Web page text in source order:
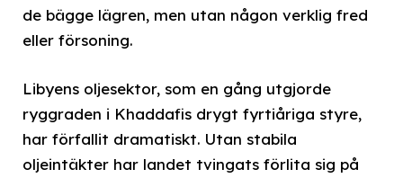
de bägge lägren, men utan någon verklig fred
eller försoning.
Libyens oljesektor, som en gång utgjorde
ryggraden i Khaddafis drygt fyrtiåriga styre,
har förfallit dramatiskt. Utan stabila
oljeintäkter har landet tvingats förlita sig på